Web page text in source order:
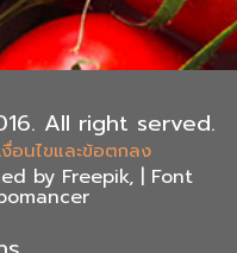
All right served.
งื่อนไขและข้อตกลง
by Freepik, | Font